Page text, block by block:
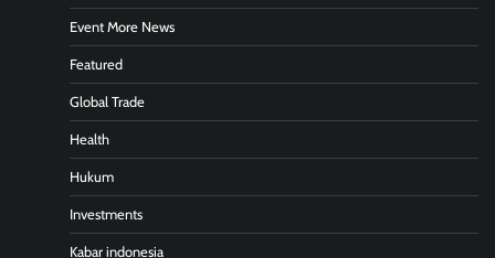
Event More News
Featured
Global Trade
Health
Hukum
Investments
Kabar indonesia